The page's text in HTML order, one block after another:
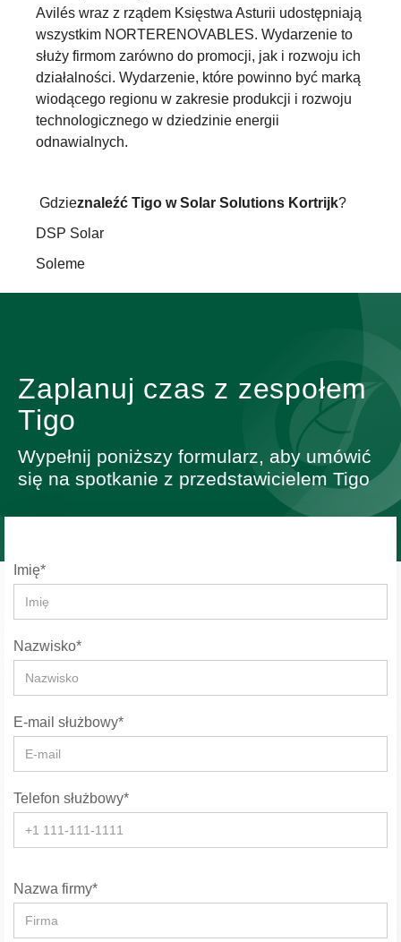
Avilés wraz z rządem Księstwa Asturii udostępniają
wszystkim NORTERENOVABLES. Wydarzenie to
służy firmom zarówno do promocji, jak i rozwoju ich
działalności. Wydarzenie, które powinno być marką
wiodącego regionu w zakresie produkcji i rozwoju
technologicznego w dziedzinie energii
odnawialnych.
‍ Gdzieznaleźć Tigo w Solar Solutions Kortrijk?
DSP Solar
Soleme
Zaplanuj czas z zespołem
Tigo
Wypełnij poniższy formularz, aby umówić
się na spotkanie z przedstawicielem Tigo
Imię*
Nazwisko*
E-mail służbowy*
Telefon służbowy*
Nazwa firmy*